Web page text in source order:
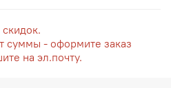
суммы - оформите заказ
на эл.почту.